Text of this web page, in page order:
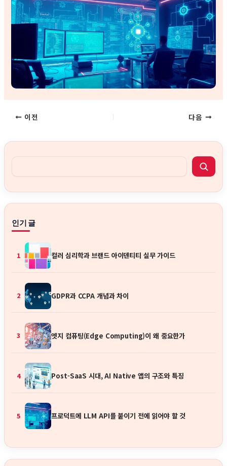
이전 다음
인기 글
1 컬러 심리학과 브랜드 아이덴티티 실무 가이드
2 GDPR과 CCPA 개념과 차이
3 엣지 컴퓨팅(Edge Computing)이 왜 중요한가
4 Post-SaaS 시대, AI Native 앱의 구조와 특징
5 프로덕트에 LLM API를 붙이기 전에 읽어야 할 것